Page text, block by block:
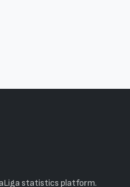
statistics platform.